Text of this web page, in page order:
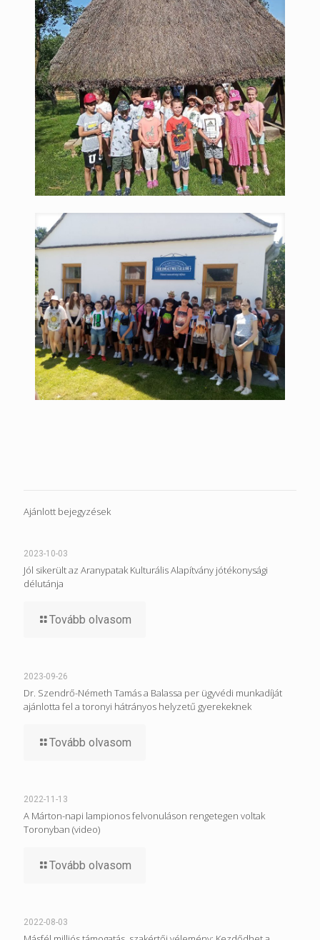
Ajánlott bejegyzések
2023-10-03
Jól sikerült az Aranypatak Kulturális Alapítvány jótékonysági
délutánja
Tovább olvasom
2023-09-26
Dr. Szendrő-Németh Tamás a Balassa per ügyvédi munkadíját
ajánlotta fel a toronyi hátrányos helyzetű gyerekeknek
Tovább olvasom
2022-11-13
A Márton-napi lampionos felvonuláson rengetegen voltak
Toronyban (video)
Tovább olvasom
2022-08-03